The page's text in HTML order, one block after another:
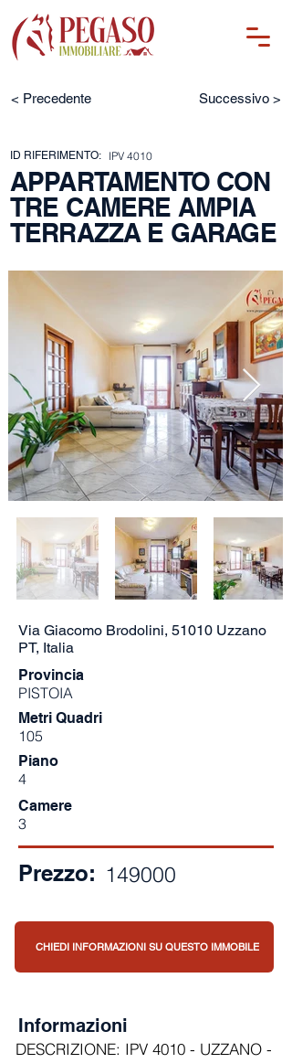
< Precedente Successivo >
ID RIFERIMENTO: IPV 4010
APPARTAMENTO CON
TRE CAMERE AMPIA
TERRAZZA E GARAGE
Via Giacomo Brodolini, 51010 Uzzano
PT, Italia
Provincia
PISTOIA
Metri Quadri
105
Piano
4
Camere
3
Prezzo: 149000
CHIEDI INFORMAZIONI SU QUESTO IMMOBILE
Informazioni
DESCRIZIONE: IPV 4010 - UZZANO -